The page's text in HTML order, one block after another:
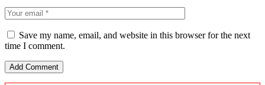
Save my name, email, and website in this browser for the next
time I comment.